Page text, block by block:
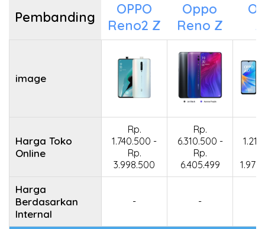
Pembanding
OPPO
Reno2 Z
Oppo
Reno Z
image
Harga Toko
Online
Rp.
1.740.500 -
Rp.
3.998.500
Rp.
6.310.500 -
Rp.
6.405.499
Harga
Berdasarkan
Internal
- -